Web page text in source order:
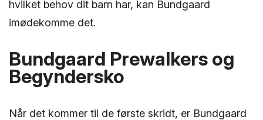
hvilket behov dit barn har, kan Bundgaard
imødekomme det.
Bundgaard Prewalkers og
Begyndersko
Når det kommer til de første skridt, er Bundgaard